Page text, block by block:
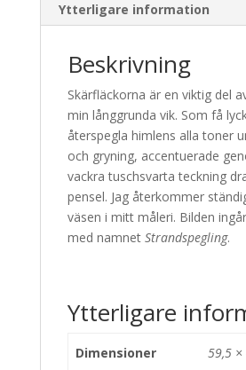
Ytterligare information
Beskrivning
Skärfläckorna är en viktig del
min långgrunda vik. Som få
återspegla himlens alla toner
och gryning, accentuerade
vackra tuschsvarta teckning
pensel. Jag återkommer
väsen i mitt måleri. Bilden
med namnet Strandspegling.
Ytterligare
Dimensioner 59,5 ×